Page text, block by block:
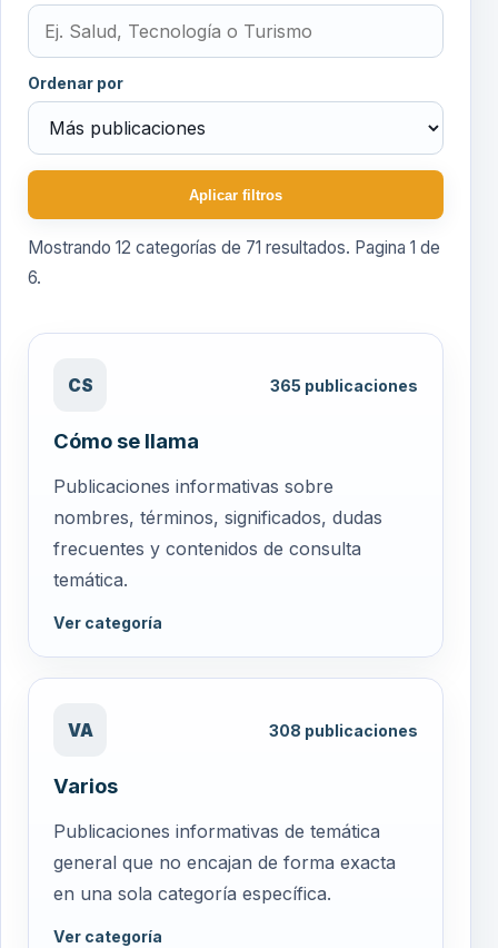
Ordenar por
Aplicar filtros
Mostrando 12 categorías de 71 resultados. Pagina 1 de
6.
CS 365 publicaciones
Cómo se llama
Publicaciones informativas sobre
nombres, términos, significados, dudas
frecuentes y contenidos de consulta
temática.
Ver categoría
VA 308 publicaciones
Varios
Publicaciones informativas de temática
general que no encajan de forma exacta
en una sola categoría específica.
Ver categoría